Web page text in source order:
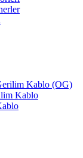
Kablo (OG)
Kablo